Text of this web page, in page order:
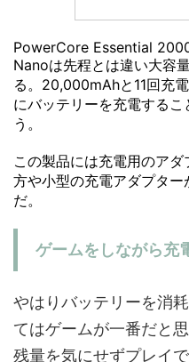
PowerCore Essential
Nanoは先程とは違い大容
る。20,000mAhと11回充
にバッテリーを充電する
う。
この製品には充電用のア
方や小型の充電アダプタ
だ。
ゲームをしながら充
やはりバッテリーを消
てはゲームが一番だと
残量を気にせずプレイ